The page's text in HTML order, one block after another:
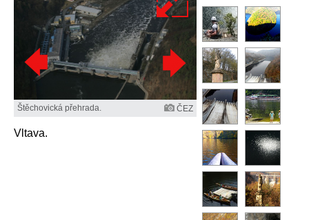
Štěchovická přehrada. ČEZ
Vltava.